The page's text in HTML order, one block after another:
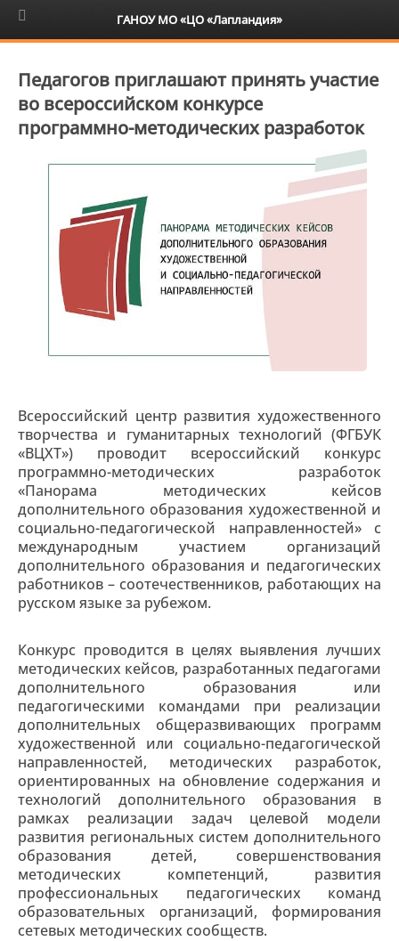
6+
Педагогов приглашают принять участие
во всероссийском конкурсе
программно-методических разработок
Всероссийский центр развития художественного
творчества и гуманитарных технологий (ФГБУК
«ВЦХТ») проводит всероссийский конкурс
программно-методических разработок
«Панорама методических кейсов
дополнительного образования художественной и
социально-педагогической направленностей» с
международным участием организаций
дополнительного образования и педагогических
работников – соотечественников, работающих на
русском языке за рубежом.
Конкурс проводится в целях выявления лучших
методических кейсов, разработанных педагогами
дополнительного образования или
педагогическими командами при реализации
дополнительных общеразвивающих программ
художественной или социально-педагогической
направленностей, методических разработок,
ориентированных на обновление содержания и
технологий дополнительного образования в
рамках реализации задач целевой модели
развития региональных систем дополнительного
образования детей, совершенствования
методических компетенций, развития
профессиональных педагогических команд
образовательных организаций, формирования
сетевых методических сообществ.
ГАНОУ МО «ЦО «Лапландия»